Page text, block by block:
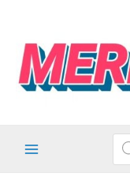
contenido
de